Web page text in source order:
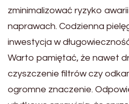
zminimalizować ryzyko
naprawach. Codzienna
inwestycja w
Warto pamiętać, że nawet
czyszczenie filtrów czy
ogromne znaczenie.